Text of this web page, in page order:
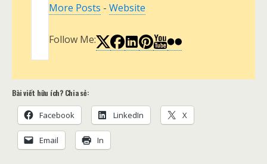
More Posts -Website
Follow Me:
Bài viết hữu ích? Chia sẻ:
Facebook LinkedIn X
Email In